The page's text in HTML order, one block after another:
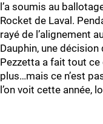
l’a soumis au
Rocket de Laval.
rayé de l’alignement
Dauphin, une décision
Pezzetta a fait tout
plus…mais ce n’est
l’on voit cette année,